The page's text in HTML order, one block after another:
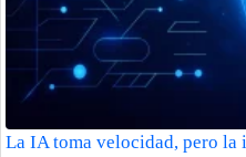
La IA toma velocidad, pero la